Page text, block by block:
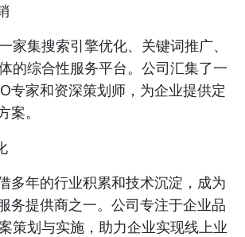
家集搜索引擎优化、关键词推广、
的综合性服务平台。公司汇集了一
专家和资深策划师，为企业提供定
案。
多年的行业积累和技术沉淀，成为
务提供商之一。公司专注于企业品
策划与实施，助力企业实现线上业